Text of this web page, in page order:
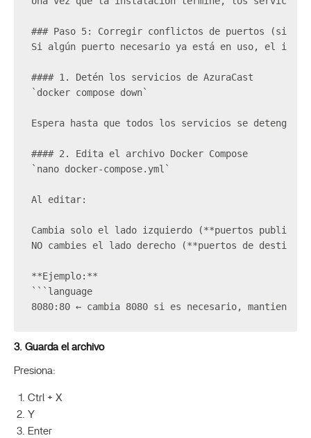
### Paso 5: Corregir conflictos de puertos (si
Si algún puerto necesario ya está en uso, el
#### 1. Detén los servicios de AzuraCast
`docker compose down`
Espera hasta que todos los servicios se detengan.
#### 2. Edita el archivo Docker Compose
`nano docker-compose.yml`
Al editar:
Cambia solo el lado izquierdo (**puertos
NO cambies el lado derecho (**puertos de
**Ejemplo:**
```language
8080:80 ← cambia 8080 si es necesario, mantiene
3. Guarda el archivo
Presiona:
Ctrl + X
Y
Enter